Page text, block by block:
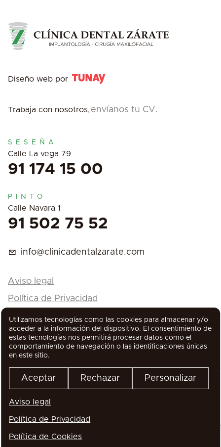
Diseño web por
Trabaja con nosotros, envíanos tu CV.
SESEÑA
Calle La vega 79
91 174 15 00
PINTO
Calle Navara 1
91 502 75 52
info@clinicadentalzarate.com
Aviso legal
Política de Privacidad
Política de Cookies
Todos los derechos reservados
Utilizamos tecnologías como las cookies para almacenar y/o
acceder a la información del dispositivo. El consentimiento de
estas tecnologías nos permitirá procesar datos como el
comportamiento de navegación o las identificaciones únicas
en este sitio.
Aceptar Rechazar Personalizar
Aviso legal
Política de Privacidad
Política de Cookies